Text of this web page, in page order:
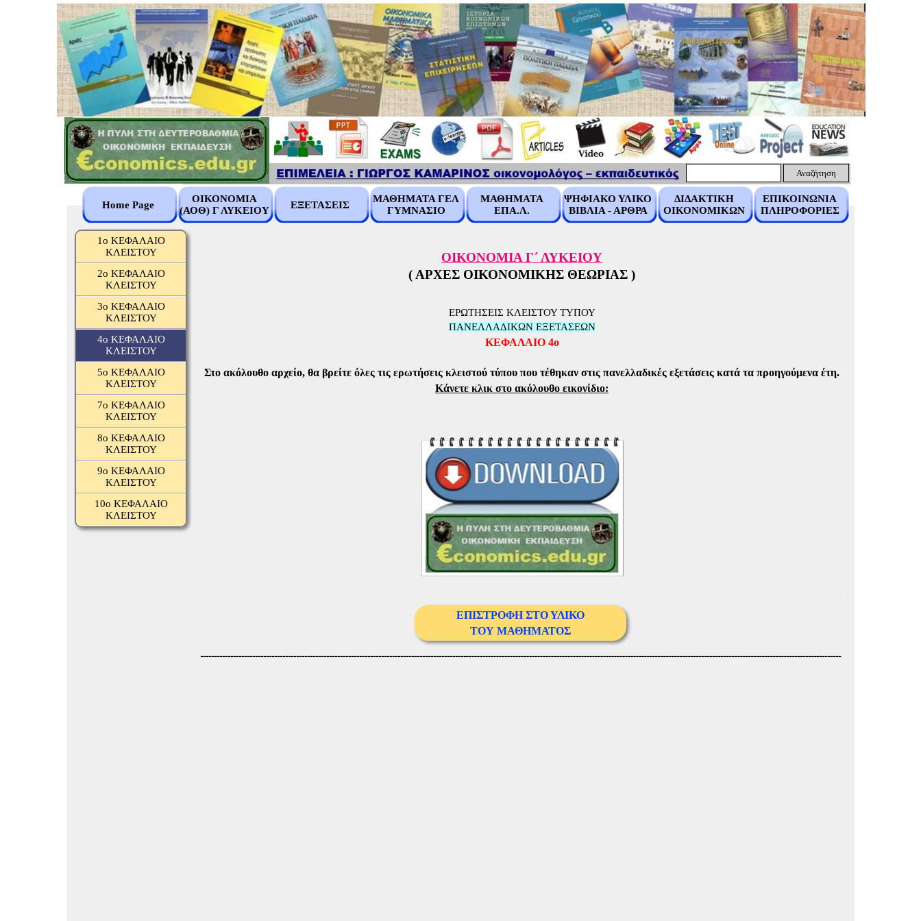
Αναζήτηση
Home Page
ΟΙΚΟΝΟΜΙΑ
(ΑΟΘ) Γ ΛΥΚΕΙΟΥ
ΕΞΕΤΑΣΕΙΣ
ΜΑΘΗΜΑΤΑ ΓΕΛ
ΓΥΜΝΑΣΙΟ
ΜΑΘΗΜΑΤΑ
ΕΠΑ.Λ.
ΨΗΦΙΑΚΟ ΥΛΙΚΟ
ΒΙΒΛΙΑ - ΑΡΘΡΑ
ΔΙΔΑΚΤΙΚΗ
ΟΙΚΟΝΟΜΙΚΩΝ
ΕΠΙΚΟΙΝΩΝΙΑ
ΠΛΗΡΟΦΟΡΙΕΣ
1ο ΚΕΦΑΛΑΙΟ
ΚΛΕΙΣΤΟΥ
2ο ΚΕΦΑΛΑΙΟ
ΚΛΕΙΣΤΟΥ
3ο ΚΕΦΑΛΑΙΟ
ΚΛΕΙΣΤΟΥ
4ο ΚΕΦΑΛΑΙΟ
ΚΛΕΙΣΤΟΥ
5ο ΚΕΦΑΛΑΙΟ
ΚΛΕΙΣΤΟΥ
7ο ΚΕΦΑΛΑΙΟ
ΚΛΕΙΣΤΟΥ
8ο ΚΕΦΑΛΑΙΟ
ΚΛΕΙΣΤΟΥ
9ο ΚΕΦΑΛΑΙΟ
ΚΛΕΙΣΤΟΥ
10ο ΚΕΦΑΛΑΙΟ
ΚΛΕΙΣΤΟΥ
ΟΙΚΟΝΟΜΙΑ Γ΄ ΛΥΚΕΙΟΥ
( ΑΡΧΕΣ ΟΙΚΟΝΟΜΙΚΗΣ ΘΕΩΡΙΑΣ )
ΕΡΩΤΗΣΕΙΣ ΚΛΕΙΣΤΟΥ ΤΥΠΟΥ
ΠΑΝΕΛΛΑΔΙΚΩΝ ΕΞΕΤΑΣΕΩΝ
ΚΕΦΑΛΑΙΟ 4ο
Στο ακόλουθο αρχείο, θα βρείτε όλες τις ερωτήσεις κλειστού τύπου που τέθηκαν στις πανελλαδικές εξετάσεις κατά τα προηγούμενα έτη.
Κάνετε κλικ στο ακόλουθο εικονίδιο:
ΕΠΙΣΤΡΟΦΗ ΣΤΟ ΥΛΙΚΟ
ΤΟΥ ΜΑΘΗΜΑΤΟΣ